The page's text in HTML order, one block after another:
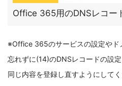
Office 365用のDNSレコー
※Office 365のサービスの設定やド
忘れずに(14)のDNSレコードの設
同じ内容を登録し直すようにしてく